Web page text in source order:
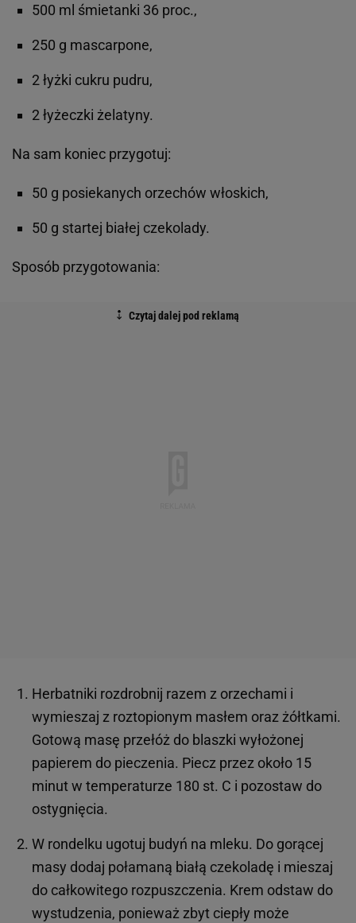
500 ml śmietanki 36 proc.,
250 g mascarpone,
2 łyżki cukru pudru,
2 łyżeczki żelatyny.
Na sam koniec przygotuj:
50 g posiekanych orzechów włoskich,
50 g startej białej czekolady.
Sposób przygotowania:
Herbatniki rozdrobnij razem z orzechami i
wymieszaj z roztopionym masłem oraz żółtkami.
Gotową masę przełóż do blaszki wyłożonej
papierem do pieczenia. Piecz przez około 15
minut w temperaturze 180 st. C i pozostaw do
ostygnięcia.
W rondelku ugotuj budyń na mleku. Do gorącej
masy dodaj połamaną białą czekoladę i mieszaj
do całkowitego rozpuszczenia. Krem odstaw do
wystudzenia, ponieważ zbyt ciepły może